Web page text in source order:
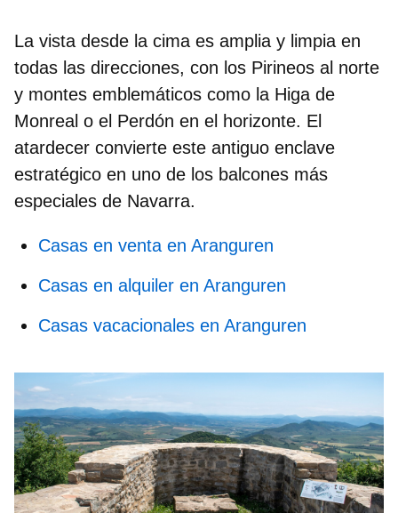
La vista desde la cima es amplia y limpia en
todas las direcciones, con los Pirineos al norte
y montes emblemáticos como la Higa de
Monreal o el Perdón en el horizonte. El
atardecer convierte este antiguo enclave
estratégico en uno de los balcones más
especiales de Navarra.
Casas en venta en Aranguren
Casas en alquiler en Aranguren
Casas vacacionales en Aranguren